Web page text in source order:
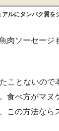
ルにタンパク質を
肉ソーセージ
ことないので
食べ方がマヌ
この方法なら